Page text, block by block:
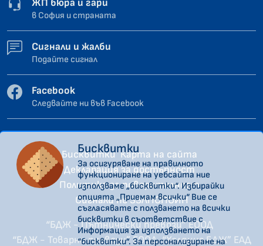
в София и страната
Сигнали и жалби
Подайте сигнал
Facebook
Следвайте ни във Facebook
Бисквитки Карта на сайта
Декларация за достъпност
Политика за поверителност
Сигнали по ЗЗЛПСПОИН
“БДЖ - Пътнически превози” ЕООД
“БДЖ - Товарни превози” ЕООД “Холдинг БДЖ” ЕАД
Бисквитки
За осигуряване на правилното
функциониране на уебсайта ние
използваме „бисквитки“. Избирайки
опцията „Приемам всички“ Вие се
съгласявате с ползването на всички
бисквитки в съответствие с
Информация за използването на
“бисквитки”. За персонализиране на